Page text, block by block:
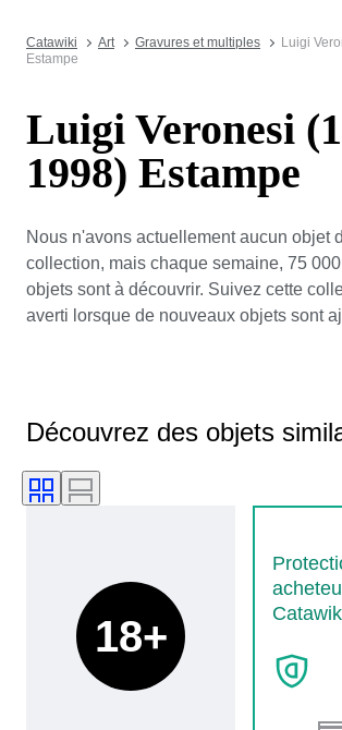
Catawiki Art Gravures et multiples
Luigi
Estampe
Luigi Veronesi
1998) Estampe
Nous n'avons actuellement aucun objet
collection, mais chaque semaine, 75
objets sont à découvrir. Suivez cette
averti lorsque de nouveaux objets sont
Découvrez des objets
18+